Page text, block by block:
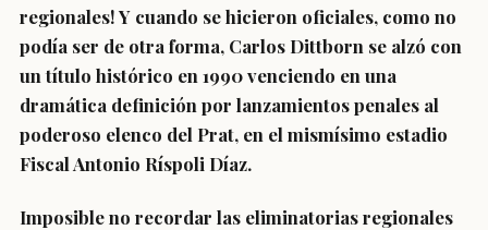
regionales! Y cuando se hicieron oficiales, como no
podía ser de otra forma, Carlos Dittborn se alzó con
un título histórico en 1990 venciendo en una
dramática definición por lanzamientos penales al
poderoso elenco del Prat, en el mismísimo estadio
Fiscal Antonio Ríspoli Díaz.
Imposible no recordar las eliminatorias regionales